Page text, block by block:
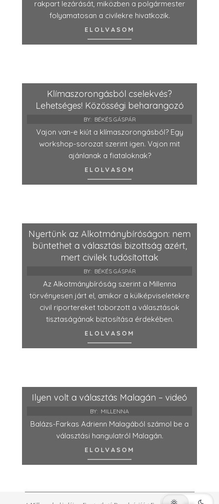
rakpart lezárását, miközben a polgármester
folyamatosan a civilekre hivatkozik.
ELOLVASOM
Klímaszorongásból cselekvés?
Lehetséges! Közösségi beharangozó
BY: BÉKÉS GÁSPÁR
Vajon van-e kiút a klímaszorongásból? Egy
workshop-sorozat szerint igen. Vajon mit
ajánlanak a fiataloknak?
ELOLVASOM
Nyertünk az Alkotmánybíróságon: nem
büntethet a választási bizottság azért,
mert civilek tudósítottak
BY: BÉKÉS GÁSPÁR
Az Alkotmánybíróság szerint a Millenna
törvényesen járt el, amikor a külképviseletekre
civil riportereket toborzott a választások
tisztaságának biztosítása érdekében.
ELOLVASOM
Ilyen volt a választás Malagán – videó
BY: MILLENNA
Balázs-Farkas Adrienn Malagából számol be a
választási hangulatról Malagán.
ELOLVASOM